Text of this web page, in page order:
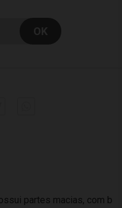
partes macias, com b